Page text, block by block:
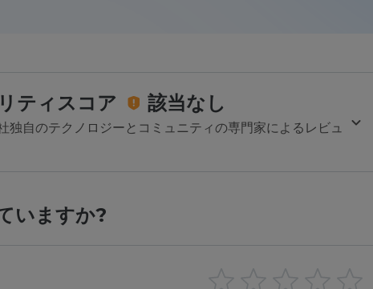
ティスコア 該当なし
独自のテクノロジーとコミュニティの専門家によるレビュ
いますか?